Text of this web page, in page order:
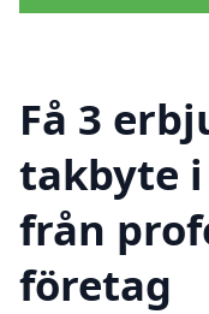
Få 3
takbyte
från
företag